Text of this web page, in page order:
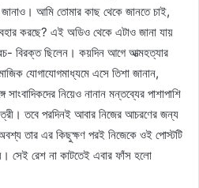
আমি তোমার কাছ থেকে জানতে চাই,
করছে? এই অডিও থেকে এটাও জানা যায়
বিরক্ত ছিলেন। কয়দিন আগে আত্মহত্যার
যোগাযোগমাধ্যমে এসে তিশা জানান,
নিয়েও নানান মন্তব্যের পাশাপাশি
তবে পরদিনই আবার নিজের আচরণের জন্য
তার এর কিছুক্ষণ পরই নিজেকে ওই পোস্টটি
সেই রেশ না কাটতেই এবার ফাঁস হলো